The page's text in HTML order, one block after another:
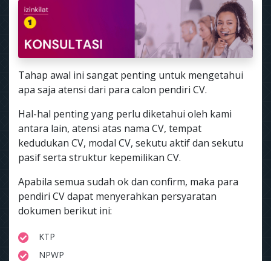
Tahap awal ini sangat penting untuk mengetahui
apa saja atensi dari para calon pendiri CV.
Hal-hal penting yang perlu diketahui oleh kami
antara lain, atensi atas nama CV, tempat
kedudukan CV, modal CV, sekutu aktif dan sekutu
pasif serta struktur kepemilikan CV.
Apabila semua sudah ok dan confirm, maka para
pendiri CV dapat menyerahkan persyaratan
dokumen berikut ini:
KTP
NPWP